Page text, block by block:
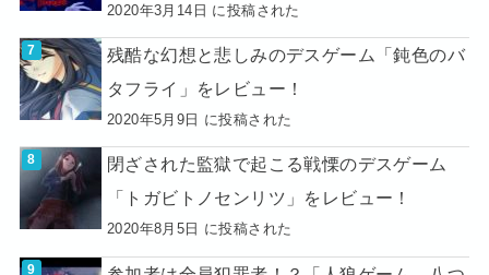
2020年3月14日 に投稿された
残酷な幻想と悲しみのデスゲーム「鈍色のバ
タフライ」をレビュー！
2020年5月9日 に投稿された
閉ざされた監獄で起こる戦慄のデスゲーム
「トガビトノセンリツ」をレビュー！
2020年8月5日 に投稿された